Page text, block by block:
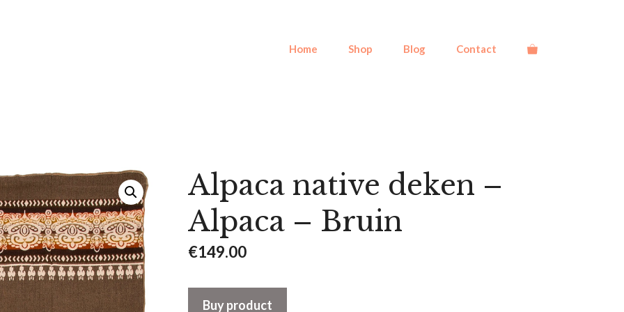
Home Shop Blog Contact
Alpaca native deken –
Alpaca – Bruin
€149.00
Buy product